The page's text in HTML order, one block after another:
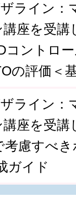
ライン：
座を受講
コントロ
の評価＜
ライン：
座を受講
考慮すべ
ガイド